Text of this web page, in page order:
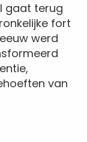
gaat terug
fort
werd
van